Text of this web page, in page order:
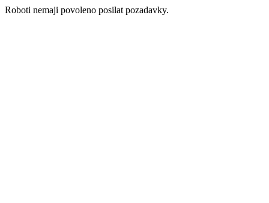
Roboti nemaji povoleno posilat pozadavky.